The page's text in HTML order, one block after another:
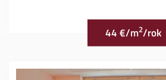
44 €/m2/rok